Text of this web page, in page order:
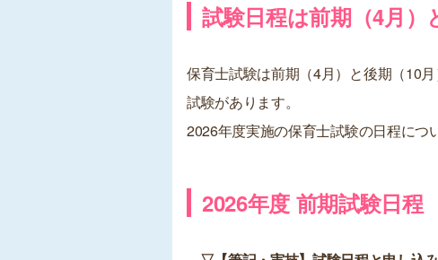
試験日程は前期（4月）
保育士試験は前期（4月）と後期（10
試験があります。
2026年度実施の保育士試験の日程につ
2026年度 前期試験日程